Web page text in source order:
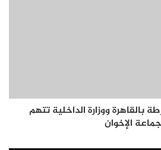
ووزارة الداخلية تتهم
جماعة الإخوان